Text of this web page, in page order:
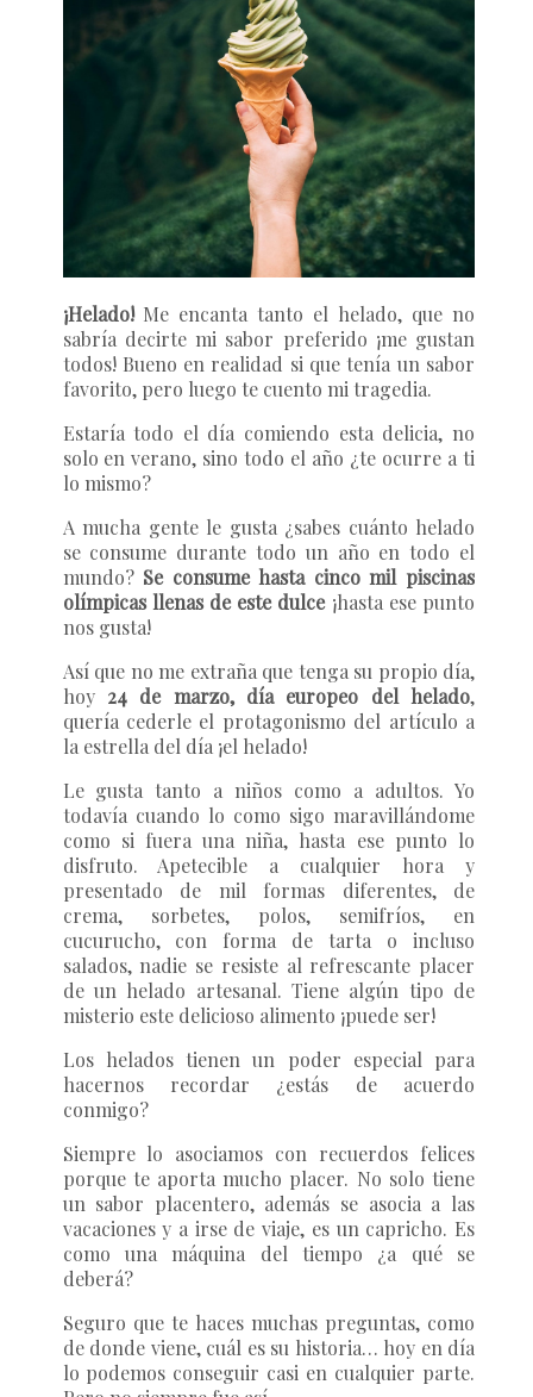
¡Helado!Me encanta tanto el helado, que no
sabría decirte mi sabor preferido ¡me gustan
todos! Bueno en realidad si que tenía un sabor
favorito, pero luego te cuento mi tragedia.
Estaría todo el día comiendo esta delicia, no
solo en verano, sino todo el año ¿te ocurre a ti
lo mismo?
A mucha gente le gusta ¿sabes cuánto helado
se consume durante todo un año en todo el
mundo? Se consume hasta cinco mil piscinas
olímpicas llenas de este dulce¡hasta ese punto
nos gusta!
Así que no me extraña que tenga su propio día,
hoy 24 de marzo, día europeo del helado,
quería cederle el protagonismo del artículo a
la estrella del día ¡el helado!
Le gusta tanto a niños como a adultos. Yo
todavía cuando lo como sigo maravillándome
como si fuera una niña, hasta ese punto lo
disfruto. Apetecible a cualquier hora y
presentado de mil formas diferentes, de
crema, sorbetes, polos, semifríos, en
cucurucho, con forma de tarta o incluso
salados, nadie se resiste al refrescante placer
de un helado artesanal. Tiene algún tipo de
misterio este delicioso alimento ¡puede ser!
Los helados tienen un poder especial para
hacernos recordar ¿estás de acuerdo
conmigo?
Siempre lo asociamos con recuerdos felices
porque te aporta mucho placer. No solo tiene
un sabor placentero, además se asocia a las
vacaciones y a irse de viaje, es un capricho. Es
como una máquina del tiempo ¿a qué se
deberá?
Seguro que te haces muchas preguntas, como
de donde viene, cuál es su historia… hoy en día
lo podemos conseguir casi en cualquier parte.